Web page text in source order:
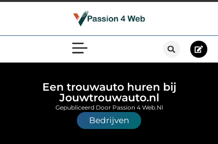
Een trouwauto huren bij
Jouwtrouwauto.nl
Bedrijven
Gepubliceerd Door Passion 4 Web.nl